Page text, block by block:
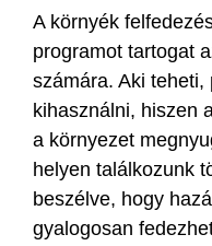
A környék
programot tartogat
számára. Aki
kihasználni, hiszen
a környezet
helyen találkozunk
beszélve, hogy
gyalogosan